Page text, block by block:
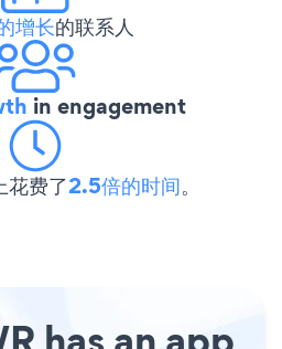
增长的联系人
in engagement
花费了2.5倍的时间。